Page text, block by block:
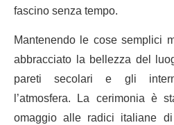
fascino senza tempo.
Mantenendo le cose semplici
abbracciato la bellezza del
pareti secolari e gli
l’atmosfera. La cerimonia è
omaggio alle radici italiane